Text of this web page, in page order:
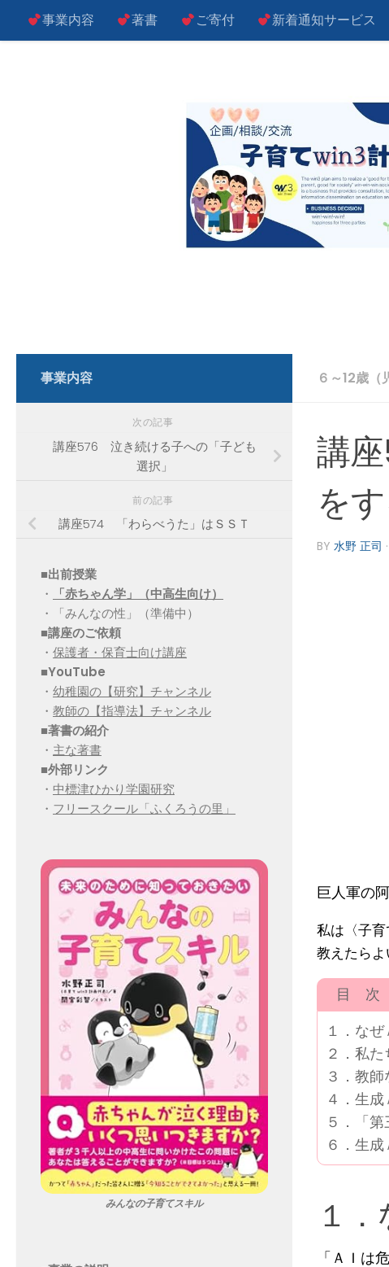
コンテンツへスキップ
事業内容 著書 ご寄付 新着通知サービス
６～12歳（
講
を
BY 水野 正司
巨人軍の
私は〈子
教えたらよ
目 次
１．な
２．私
３．教
４．生
５．「
６．生
１
「ＡＩは
事業内容
次の記事
講座576 泣き続ける子への「子ども
選択」
前の記事
講座574 「わらべうた」はＳＳＴ
■出前授業
・
「赤ちゃん学」（中高生向け）
・「みんなの性」（準備中）
■講座のご依頼
・ 保護者・保育士向け講座
■YouTube
・ 幼稚園の【研究】チャンネル
・ 教師の【指導法】チャンネル
■著書の紹介
・ 主な著書
■外部リンク
・ 中標津ひかり学園研究
・ フリースクール「ふくろうの里」
みんなの子育てスキル